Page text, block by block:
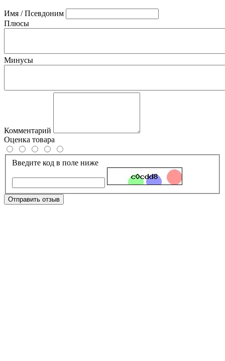
Имя / Псевдоним
Плюсы
Минусы
Комментарий
Оценка товара
Введите код в поле ниже
Отправить отзыв